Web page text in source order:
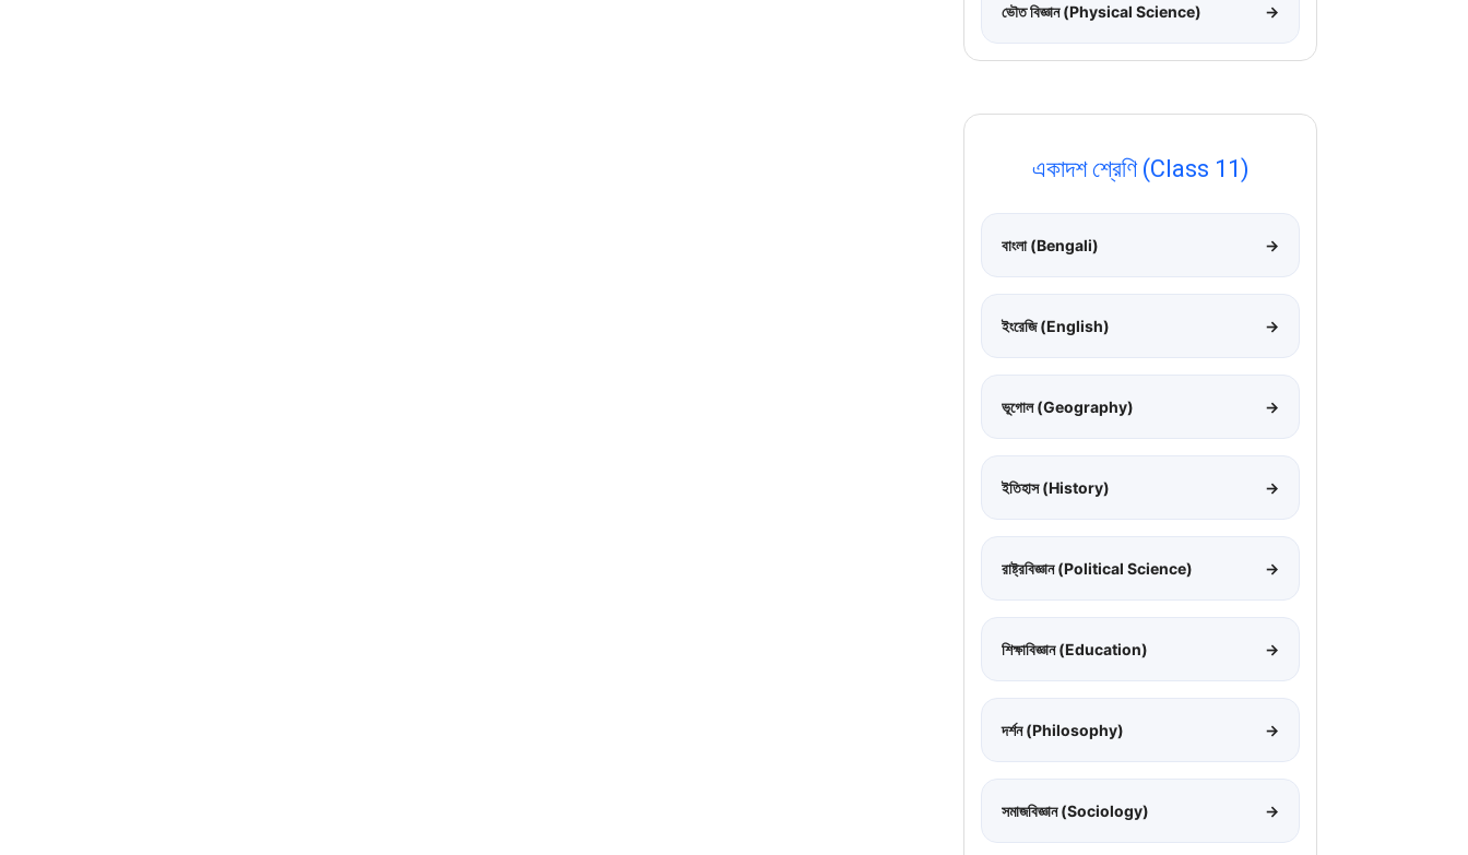
ভৌত বিজ্ঞান (Physical Science) →
একাদশ শ্রেণি (Class 11)
বাংলা (Bengali) →
ইংরেজি (English) →
ভূগোল (Geography) →
ইতিহাস (History) →
রাষ্ট্রবিজ্ঞান (Political Science) →
শিক্ষাবিজ্ঞান (Education) →
দর্শন (Philosophy) →
সমাজবিজ্ঞান (Sociology) →